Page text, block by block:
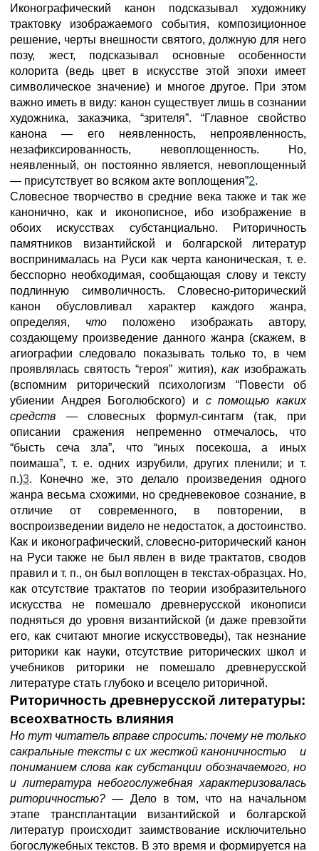
Иконографический канон подсказывал художнику
трактовку изображаемого события, композиционное
решение, черты внешности святого, должную для него
позу, жест, подсказывал основные особенности
колорита (ведь цвет в искусстве этой эпохи имеет
символическое значение) и многое другое. При этом
важно иметь в виду: канон существует лишь в сознании
художника, заказчика, “зрителя”. “Главное свойство
канона — его неявленность, непроявленность,
незафиксированность, невоплощенность. Но,
неявленный, он постоянно является, невоплощенный
— присутствует во всяком акте воплощения”2.
Словесное творчество в средние века также и так же
канонично, как и иконописное, ибо изображение в
обоих искусствах субстанциально. Риторичность
памятников византийской и болгарской литератур
воспринималась на Руси как черта каноническая, т. е.
бесспорно необходимая, сообщающая слову и тексту
подлинную символичность. Словесно-риторический
канон обусловливал характер каждого жанра,
определяя, что положено изображать автору,
создающему произведение данного жанра (скажем, в
агиографии следовало показывать только то, в чем
проявлялась святость “героя” жития), какизображать
(вспомним риторический психологизм “Повести об
убиении Андрея Боголюбского) и с помощью каких
средств — словесных формул-синтагм (так, при
описании сражения непременно отмечалось, что
“бысть сеча зла”, что “иных посекоша, а иных
поимаша”, т. е. одних изрубили, других пленили; и т.
п.)3. Конечно же, это делало произведения одного
жанра весьма схожими, но средневековое сознание, в
отличие от современного, в повторении, в
воспроизведении видело не недостаток, а достоинство.
Как и иконографический, словесно-риторический канон
на Руси также не был явлен в виде трактатов, сводов
правил и т. п., он был воплощен в текстах-образцах. Но,
как отсутствие трактатов по теории изобразительного
искусства не помешало древнерусской иконописи
подняться до уровня византийской (и даже превзойти
его, как считают многие искусствоведы), так незнание
риторики как науки, отсутствие риторических школ и
учебников риторики не помешало древнерусской
литературе стать глубоко и всецело риторичной.
Риторичность древнерусской литературы:
всеохватность влияния
Но тут читатель вправе спросить: почему не только
сакральные тексты с их жесткой каноничностью и
пониманием слова как субстанции обозначаемого, но
и литература небогослужебная характеризовалась
риторичностью? — Дело в том, что на начальном
этапе трансплантации византийской и болгарской
литератур происходит заимствование исключительно
богослужебных текстов. В это время и формируется на